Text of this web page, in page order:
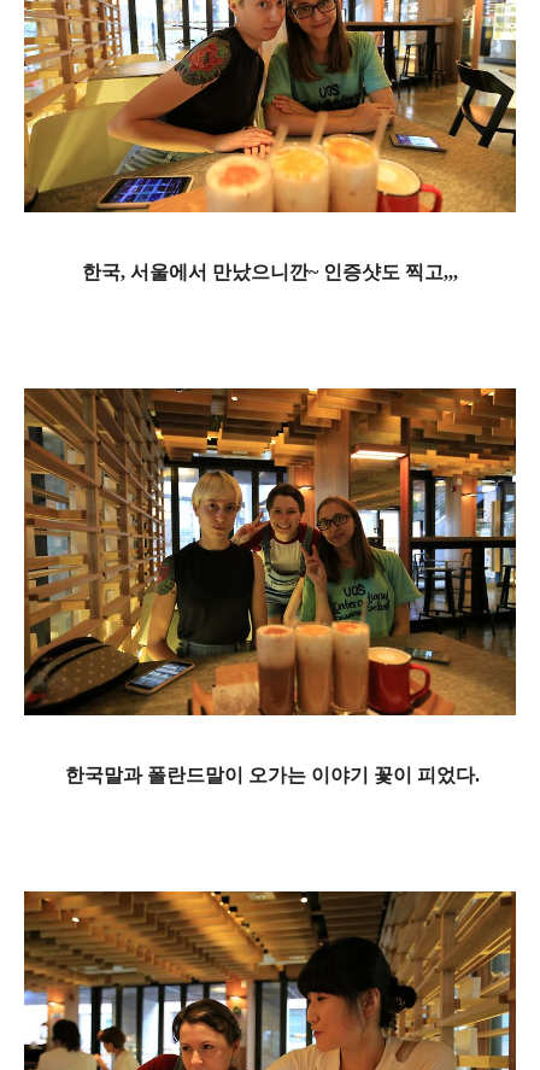
한국, 서울에서 만났으니깐~ 인증샷도 찍고,,,
한국말과 폴란드말이 오가는 이야기 꽃이 피었다.